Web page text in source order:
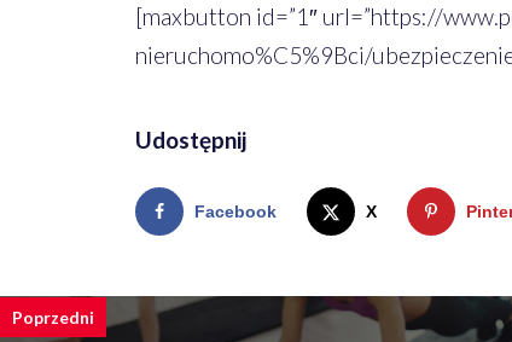
[maxbutton id=”1″ url=”https://
nieruchomo%C5%9Bci/
Udostępnij
Facebook X
Poprzedni